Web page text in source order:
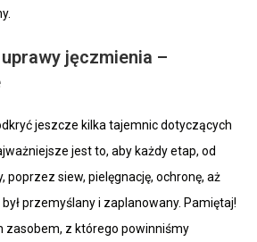
jęczmienia –
jeszcze kilka tajemnic dotyczących
jest to, aby każdy etap, od
poprzez siew, pielęgnację, ochronę, aż
przemyślany i zaplanowany. Pamiętaj!
zasobem, z którego powinniśmy